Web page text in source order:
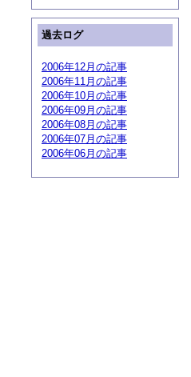
過去ログ
2006年12月の記事
2006年11月の記事
2006年10月の記事
2006年09月の記事
2006年08月の記事
2006年07月の記事
2006年06月の記事